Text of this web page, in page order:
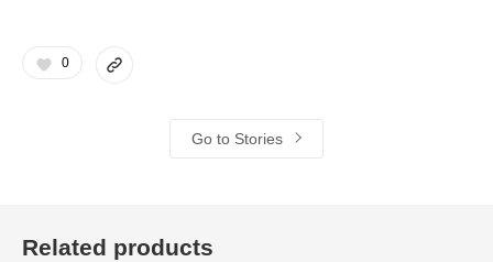
0
Go to Stories
Related products